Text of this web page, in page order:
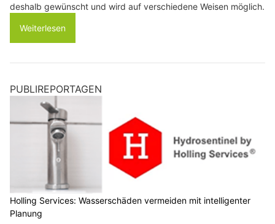
deshalb gewünscht und wird auf verschiedene Weisen möglich.
Weiterlesen
PUBLIREPORTAGEN
Holling Services: Wasserschäden vermeiden mit intelligenter
Planung